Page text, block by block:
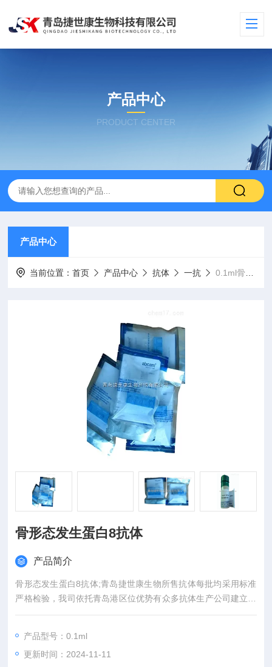
产品中心
PRODUCT CENTER
产品中心
当前位置：首页 产品中心 抗体 一抗 0.1ml骨形态发生蛋白8抗体
骨形态发生蛋白8抗体
产品简介
骨形态发生蛋白8抗体;青岛捷世康生物所售抗体每批均采用标准
严格检验，我司依托青岛港区位优势有众多抗体生产公司建立良
好的合作关系，产品质量放心可靠。为解除老师报账上的困扰，
忧。
产品型号：0.1ml
更新时间：2024-11-11